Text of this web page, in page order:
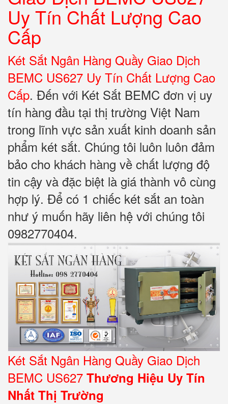
Uy Tín Chất Lượng Cao
Cấp
Két Sắt Ngân Hàng Quầy Giao Dịch
BEMC US627 Uy Tín Chất Lượng Cao
Cấp. Đến với Két Sắt BEMC đơn vị uy
tín hàng đầu tại thị trường Việt Nam
trong lĩnh vực sản xuất kinh doanh sản
phẩm két sắt. Chúng tôi luôn luôn đảm
bảo cho khách hàng về chất lượng độ
tin cậy và đặc biệt là giá thành vô cùng
hợp lý. Để có 1 chiếc két sắt an toàn
như ý muốn hãy liên hệ với chúng tôi
0982770404.
Két Sắt Ngân Hàng Quầy Giao Dịch
BEMC US627 Thương Hiệu Uy Tín
Nhất Thị Trường